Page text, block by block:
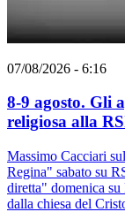
07/08/2026 - 6:16
8-9 agosto. Gli
religiosa alla
Massimo Cacciari
Regina" sabato su
diretta" domenica su
dalla chiesa del